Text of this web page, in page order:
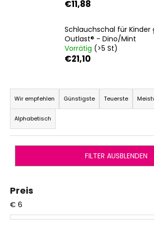
€11,88
Schlauchschal für
Outlast® - Dino/Mint
Vorrätig (>5 St)
€21,10
P
o
d
u
o
r
t
Wir empfehlen Günstigste Teuerste
Alphabetisch
FILTER AUSBLENDEN
Preis
€ 6
SUCHEN
W
r
e
m
p
e
l
e
n